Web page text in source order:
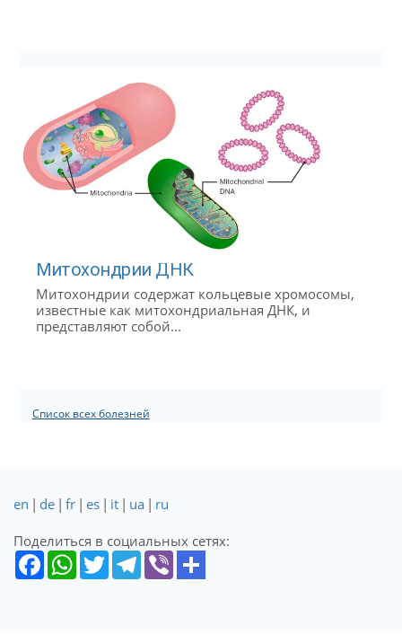
Митохондрии ДНК
Митохондрии содержат кольцевые хромосомы,
известные как митохондриальная ДНК, и
представляют собой...
Список всех болезней
en | de | fr | es | it | ua | ru
Поделиться в социальных сетях: